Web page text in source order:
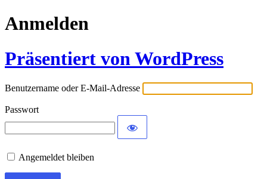
Anmelden
Präsentiert von WordPress
Benutzername oder E-Mail-Adresse
Passwort
Angemeldet bleiben